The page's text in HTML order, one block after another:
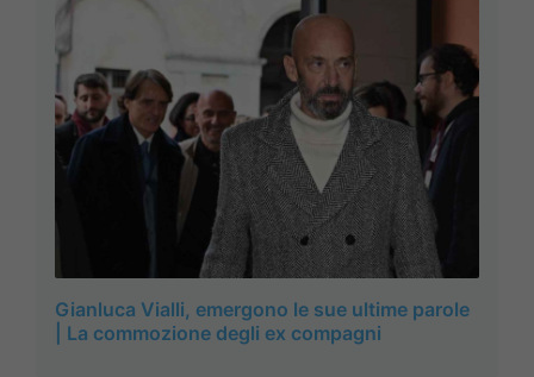
Gianluca Vialli, emergono le sue ultime parole
| La commozione degli ex compagni